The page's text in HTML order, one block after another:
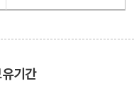
기간